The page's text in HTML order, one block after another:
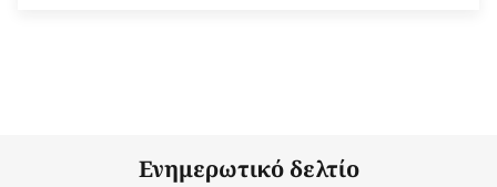
Ενημερωτικό δελτίο